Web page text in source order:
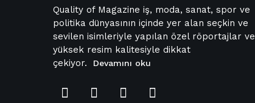
Quality of Magazine iş, moda, sanat, spor ve
politika dünyasının içinde yer alan seçkin ve
sevilen isimleriyle yapılan özel röportajlar ve
yüksek resim kalitesiyle dikkat
çekiyor.
Devamını oku